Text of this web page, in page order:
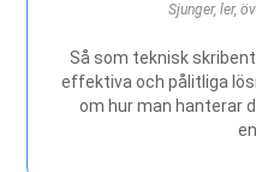
Sjunger, ler,
Så som teknisk
effektiva och pålitliga
om hur man hanterar